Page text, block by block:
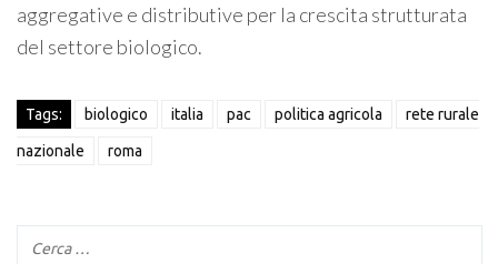
aggregative e distributive per la crescita strutturata
del settore biologico.
Tags: biologico italia pac politica agricola rete rurale
nazionale roma